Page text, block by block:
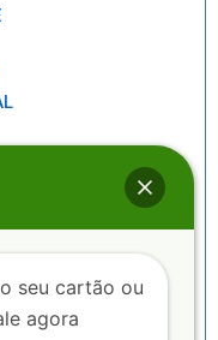
seu cartão ou
agora